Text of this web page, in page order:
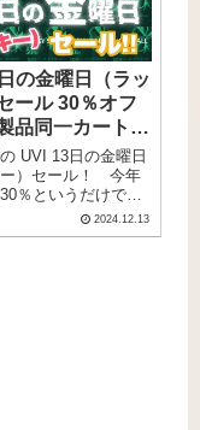
の金曜日（ラッ
ール 30％オフ
品同一カート
半額【PR】
UVI 13日の金曜日
ー）セール！ 今年
％というだけでな
製品を同一カートに
ーポンコード：
2024.12.13